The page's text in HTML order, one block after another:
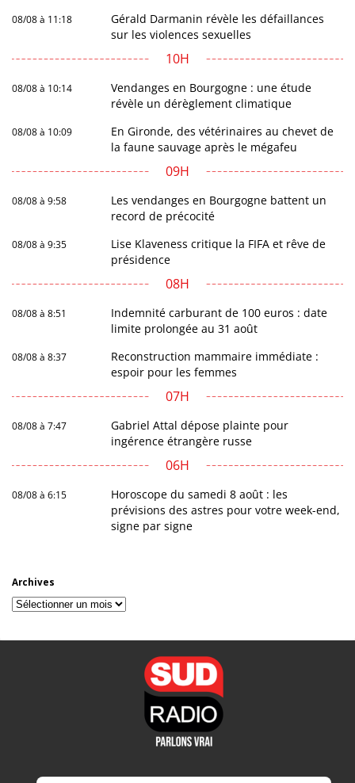
08/08 à 11:18
Gérald Darmanin révèle les défaillances
sur les violences sexuelles
10H
08/08 à 10:14
Vendanges en Bourgogne : une étude
révèle un dérèglement climatique
08/08 à 10:09
En Gironde, des vétérinaires au chevet de
la faune sauvage après le mégafeu
09H
08/08 à 9:58
Les vendanges en Bourgogne battent un
record de précocité
08/08 à 9:35
Lise Klaveness critique la FIFA et rêve de
présidence
08H
08/08 à 8:51
Indemnité carburant de 100 euros : date
limite prolongée au 31 août
08/08 à 8:37
Reconstruction mammaire immédiate :
espoir pour les femmes
07H
08/08 à 7:47
Gabriel Attal dépose plainte pour
ingérence étrangère russe
06H
08/08 à 6:15
Horoscope du samedi 8 août : les
prévisions des astres pour votre week-end,
signe par signe
Archives
Archives